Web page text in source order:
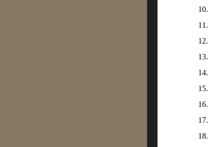
10.
11.
12.
13.
14.
15.
16.
17.
18.